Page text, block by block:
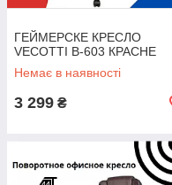
ГЕЙМЕРСКЕ КРЕСЛО
VECOTTI B-603 КРАСНЕ
Немає в наявності
3 299 ₴